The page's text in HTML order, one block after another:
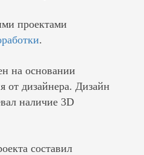
проектами
.
на основании
от дизайнера. Дизайн
наличие 3D
составил